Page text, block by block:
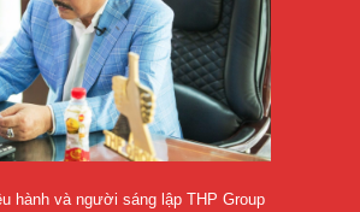
hành và người sáng lập THP Group